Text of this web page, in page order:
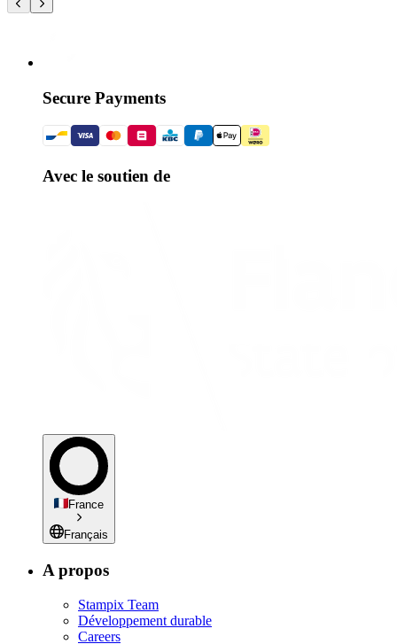
Secure Payments
Avec le soutien de
France
Français
A propos
Stampix Team
Développement durable
Careers